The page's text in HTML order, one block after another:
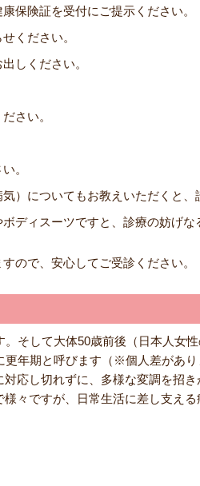
保険証を受付にご提示ください。
ください。
しください。
さい。
。
）についてもお教えいただくと
ディスーツですと、診療の妨げ
ので、安心してご受診ください。
そして大体50歳前後（日本人女
更年期と呼びます（※個人差があ
応し切れずに、多様な変調を招
々ですが、日常生活に差し支え